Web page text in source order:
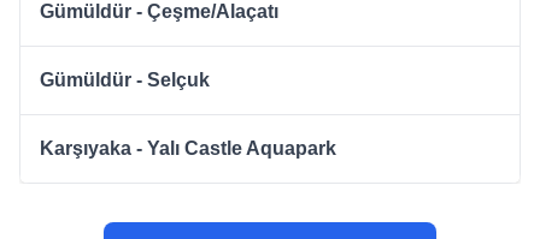
Gümüldür - Çeşme/Alaçatı
Gümüldür - Selçuk
Karşıyaka - Yalı Castle Aquapark